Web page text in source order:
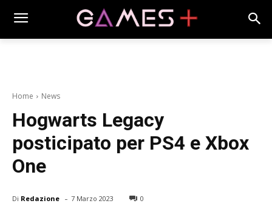
Home News
Hogwarts Legacy
posticipato per PS4 e Xbox
One
Di Redazione - 7 Marzo 2023 0